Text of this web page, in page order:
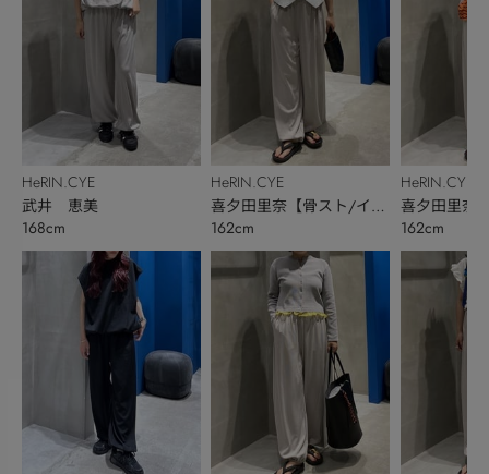
HeRIN.CYE
武井 恵美
168cm
HeRIN.CYE
喜夕田里奈【骨スト/イエ
ベ秋】
162cm
HeRIN.CYE
喜夕田里奈
ベ秋】
162cm